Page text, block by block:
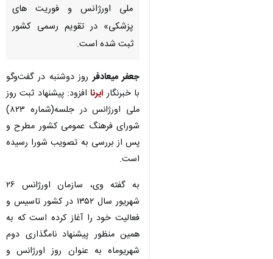
ملی اورژانس و فوریت های
پزشکی» در تقویم رسمی کشور
ثبت شده است.
جعفر میعادفرروز دوشنبه در گفت‌وگو
با خبرنگار ایرناافزود: پیشنهاد ثبت روز
ملی اورژانس در جلسه(شماره ۸۲۳)
شورای فرهنگ عمومی کشور مطرح و
پس از بررسی به تصویب شورا رسیده
است.
به گفته وی، سازمان اورژانس ۲۶
شهریور سال ۱۳۵۲ در کشور تاسیس و
فعالیت خود را آغاز کرده است که به
همین منظور پیشنهاد نامگذاری دوم
شهریوماه به عنوان روز اورژانس و